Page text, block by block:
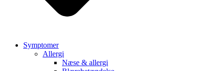
Symptomer
Allergi
Næse & allergi